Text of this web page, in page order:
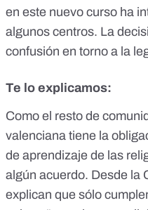
en este nuevo curso ha
algunos centros. La
confusión en torno a la
Te lo explicamos:
Como el resto de
valenciana tiene la
de aprendizaje de las
algún acuerdo. Desde la
explican que sólo